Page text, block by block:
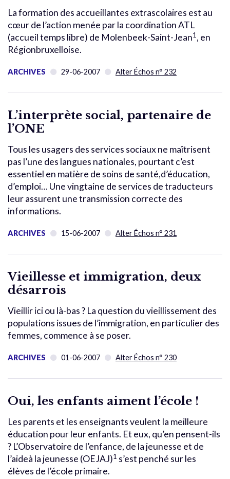
La formation des accueillantes extrascolaires est au
cœur de l’action menée par la coordination ATL
(accueil temps libre) de Molenbeek-Saint-Jean1 , en
Régionbruxelloise.
ARCHIVES 29-06-2007 Alter Échos n° 232
L’interprète social, partenaire de
l’ONE
Tous les usagers des services sociaux ne maîtrisent
pas l’une des langues nationales, pourtant c’est
essentiel en matière de soins de santé,d’éducation,
d’emploi… Une vingtaine de services de traducteurs
leur assurent une transmission correcte des
informations.
ARCHIVES 15-06-2007 Alter Échos n° 231
Vieillesse et immigration, deux
désarrois
Vieillir ici ou là-bas ? La question du vieillissement des
populations issues de l’immigration, en particulier des
femmes, commence à se poser.
ARCHIVES 01-06-2007 Alter Échos n° 230
Oui, les enfants aiment l’école !
Les parents et les enseignants veulent la meilleure
éducation pour leur enfants. Et eux, qu’en pensent-ils
? L’Observatoire de l’enfance, de la jeunesse et de
l’aideà la jeunesse (OEJAJ)1 s’est penché sur les
élèves de l’école primaire.